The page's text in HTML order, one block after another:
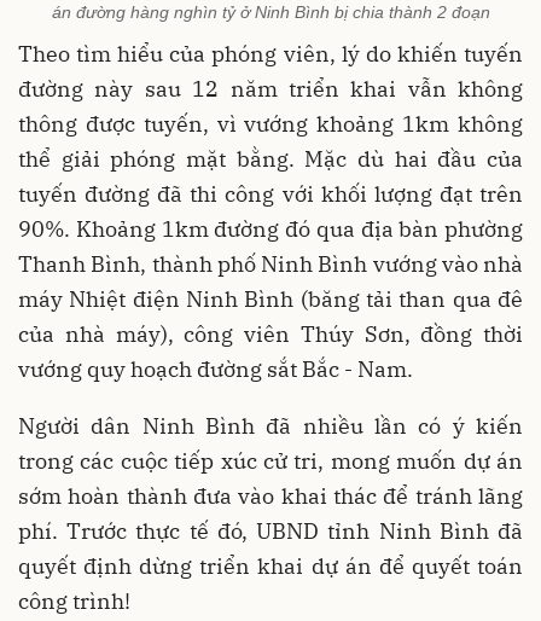
án đường hàng nghìn tỷ ở Ninh Bình bị chia thành 2 đoạn
Theo tìm hiểu của phóng viên, lý do khiến tuyến
đường này sau 12 năm triển khai vẫn không
thông được tuyến, vì vướng khoảng 1km không
thể giải phóng mặt bằng. Mặc dù hai đầu của
tuyến đường đã thi công với khối lượng đạt trên
90%. Khoảng 1km đường đó qua địa bàn phường
Thanh Bình, thành phố Ninh Bình vướng vào nhà
máy Nhiệt điện Ninh Bình (băng tải than qua đê
của nhà máy), công viên Thúy Sơn, đồng thời
vướng quy hoạch đường sắt Bắc - Nam.
Người dân Ninh Bình đã nhiều lần có ý kiến
trong các cuộc tiếp xúc cử tri, mong muốn dự án
sớm hoàn thành đưa vào khai thác để tránh lãng
phí. Trước thực tế đó, UBND tỉnh Ninh Bình đã
quyết định dừng triển khai dự án để quyết toán
công trình!